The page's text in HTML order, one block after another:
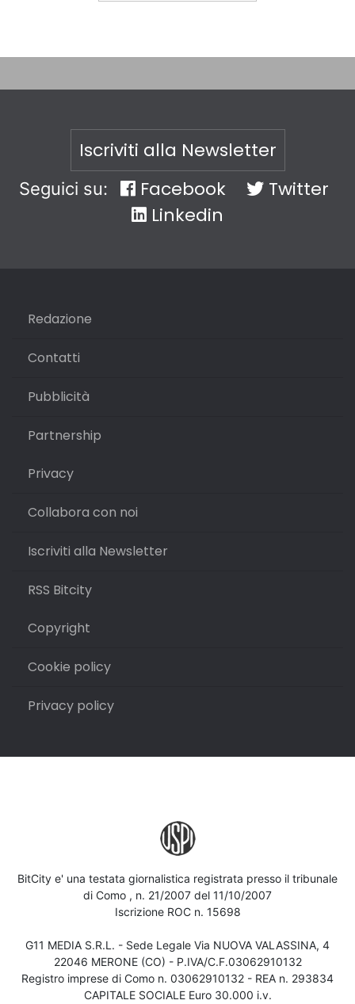
Iscriviti alla Newsletter
Seguici su: Facebook
Twitter
Linkedin
Redazione
Contatti
Pubblicità
Partnership
Privacy
Collabora con noi
Iscriviti alla Newsletter
RSS Bitcity
Copyright
Cookie policy
Privacy policy
BitCity e' una testata giornalistica registrata presso il tribunale
di Como , n. 21/2007 del 11/10/2007
Iscrizione ROC n. 15698
G11 MEDIA S.R.L. - Sede Legale Via NUOVA VALASSINA, 4
22046 MERONE (CO) - P.IVA/C.F.03062910132
Registro imprese di Como n. 03062910132 - REA n. 293834
CAPITALE SOCIALE Euro 30.000 i.v.